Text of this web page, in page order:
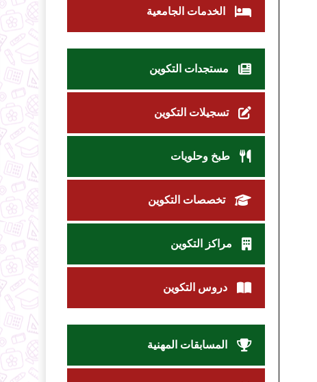
الخدمات الجامعية
مستجدات التكوين
تسجيلات التكوين
طبخ وحلويات
تخصصات التكوين
مراكز التكوين
دروس التكوين
المسابقات المهنية